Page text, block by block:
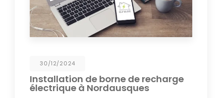
30/12/2024
Installation de borne de recharge
électrique à Nordausques